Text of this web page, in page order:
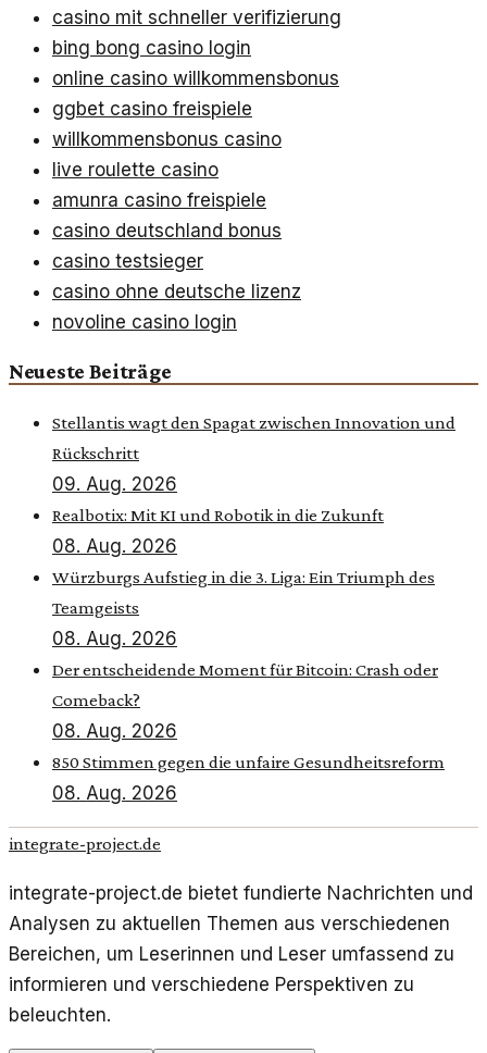
casino mit schneller verifizierung
bing bong casino login
online casino willkommensbonus
ggbet casino freispiele
willkommensbonus casino
live roulette casino
amunra casino freispiele
casino deutschland bonus
casino testsieger
casino ohne deutsche lizenz
novoline casino login
Neueste Beiträge
Stellantis wagt den Spagat zwischen Innovation und
Rückschritt
09. Aug. 2026
Realbotix: Mit KI und Robotik in die Zukunft
08. Aug. 2026
Würzburgs Aufstieg in die 3. Liga: Ein Triumph des
Teamgeists
08. Aug. 2026
Der entscheidende Moment für Bitcoin: Crash oder
Comeback?
08. Aug. 2026
850 Stimmen gegen die unfaire Gesundheitsreform
08. Aug. 2026
integrate-project.de
integrate-project.de bietet fundierte Nachrichten und
Analysen zu aktuellen Themen aus verschiedenen
Bereichen, um Leserinnen und Leser umfassend zu
informieren und verschiedene Perspektiven zu
beleuchten.